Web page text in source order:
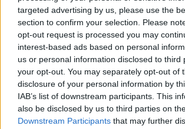
targeted advertising by us, please use the
section to confirm your selection. Please
opt-out request is processed you may
interest-based ads based on personal
us or personal information disclosed to third
your opt-out. You may separately opt-out of
disclosure of your personal information by
IAB’s list of downstream participants. This
also be disclosed by us to third parties on
Downstream Participants that may further
Kövess minket, és értesülj a friss